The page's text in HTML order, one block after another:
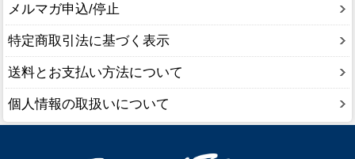
メルマガ申込/停止
特定商取引法に基づく表示
送料とお支払い方法について
個人情報の取扱いについて